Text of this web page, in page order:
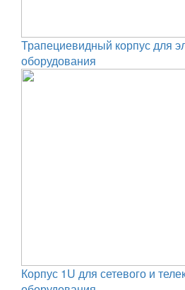
Трапециевидный корпус для
оборудования
Корпус 1U для сетевого и